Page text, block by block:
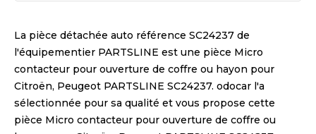
La pièce détachée auto référence SC24237 de
l'équipementier PARTSLINE est une pièce Micro
contacteur pour ouverture de coffre ou hayon pour
Citroën, Peugeot PARTSLINE SC24237. odocar l'a
sélectionnée pour sa qualité et vous propose cette
pièce Micro contacteur pour ouverture de coffre ou